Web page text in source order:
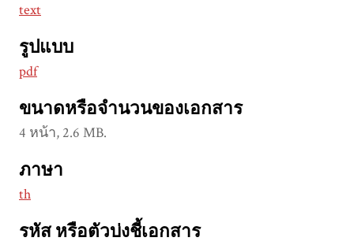
text
รูปแบบ
pdf
ขนาดหรือจำนวนของเอกสาร
4 หน้า, 2.6 MB.
ภาษา
th
รหัส หรือตัวบ่งชี้เอกสาร